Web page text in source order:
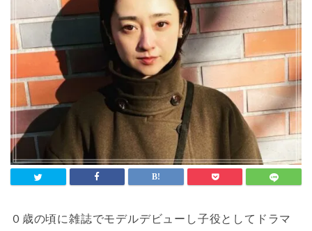
０歳の頃に雑誌でモデルデビューし子役としてドラマ